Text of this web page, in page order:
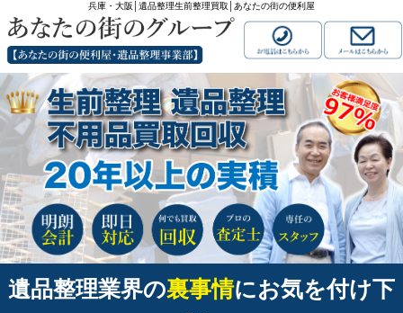
兵庫・大阪│遺品整理生前整理買取│あなたの街の便利屋
遺品整理業界の裏事情にお気を付け下